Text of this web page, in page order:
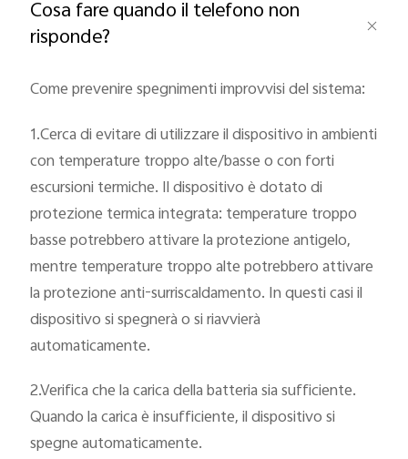
Cosa fare quando il telefono non
risponde?
Come prevenire spegnimenti improvvisi del sistema:
1.Cerca di evitare di utilizzare il dispositivo in ambienti
con temperature troppo alte/basse o con forti
escursioni termiche. Il dispositivo è dotato di
protezione termica integrata: temperature troppo
basse potrebbero attivare la protezione antigelo,
mentre temperature troppo alte potrebbero attivare
la protezione anti-surriscaldamento. In questi casi il
dispositivo si spegnerà o si riavvierà
automaticamente.
2.Verifica che la carica della batteria sia sufficiente.
Quando la carica è insufficiente, il dispositivo si
spegne automaticamente.